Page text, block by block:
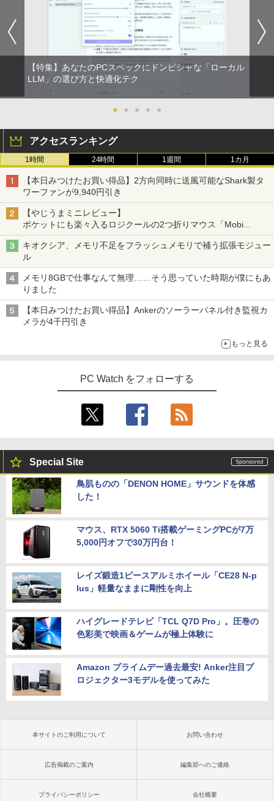
【特集】あなたのPCスペックにドンピシャな「ローカル
LLM」の選び方と快適化テク
● ● ● ● ●
アクセスランキング
1時間 24時間 1週間 1カ月
【本日みつけたお買い得品】2方向同時に送風可能なShark製タ
ワーファンが9,940円引き
【やじうまミニレビュー】
ポケットにも楽々入るロジクールの2つ折りマウス「Mobi
Fold」。その気になるギミックとは？
キオクシア、メモリ不足をフラッシュメモリで補う拡張モジュー
ル
メモリ8GBで仕事なんて無理……そう思っていた時期が僕にもあ
りました
【本日みつけたお買い得品】Ankerのソーラーパネル付き監視カ
メラが4千円引き
もっと見る
PC Watch をフォローする
Special Site
鳥肌ものの「DENON HOME」サウンドを体感
した！
マウス、RTX 5060 Ti搭載ゲーミングPCが7万
5,000円オフで30万円台！
レイズ鍛造1ピースアルミホイール「CE28 N-p
lus」軽量なままに剛性を向上
ハイグレードテレビ「TCL Q7D Pro」。圧巻の
色彩美で映画＆ゲームが極上体験に
Amazon プライムデー過去最安! Anker注目プ
ロジェクター3モデルを使ってみた
本サイトのご利用について お問い合わせ
広告掲載のご案内 編集部へのご連絡
プライバシーポリシー 会社概要